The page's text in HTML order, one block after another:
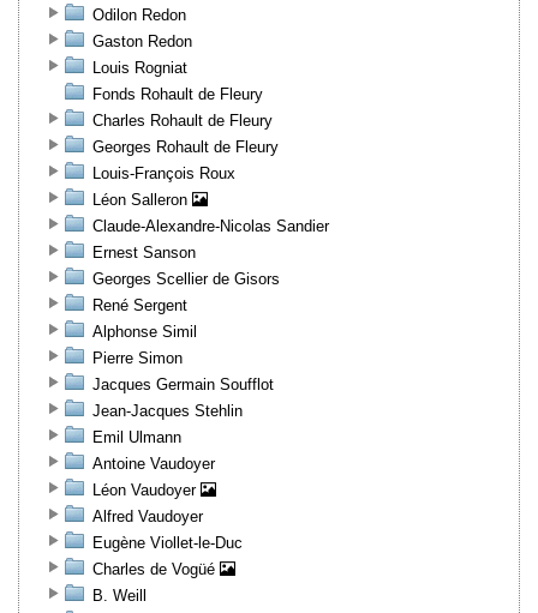
Odilon Redon
Gaston Redon
Louis Rogniat
Fonds Rohault de Fleury
Charles Rohault de Fleury
Georges Rohault de Fleury
Louis-François Roux
Léon Salleron
Claude-Alexandre-Nicolas Sandier
Ernest Sanson
Georges Scellier de Gisors
René Sergent
Alphonse Simil
Pierre Simon
Jacques Germain Soufflot
Jean-Jacques Stehlin
Emil Ulmann
Antoine Vaudoyer
Léon Vaudoyer
Alfred Vaudoyer
Eugène Viollet-le-Duc
Charles de Vogüé
B. Weill